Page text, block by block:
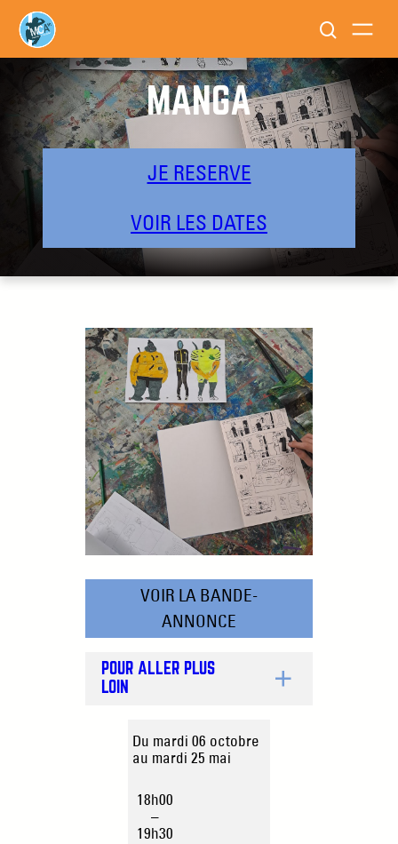
MANGA
JE RESERVE
VOIR LES DATES
VOIR LA BANDE-
ANNONCE
POUR ALLER PLUS
LOIN
Du mardi 06 octobre
au mardi 25 mai
18h00
–
19h30